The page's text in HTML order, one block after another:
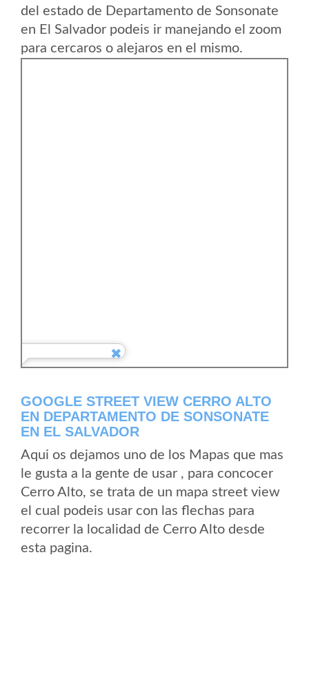
del estado de Departamento de Sonsonate
en El Salvador podeis ir manejando el zoom
para cercaros o alejaros en el mismo.
GOOGLE STREET VIEW CERRO ALTO
EN DEPARTAMENTO DE SONSONATE
EN EL SALVADOR
Aqui os dejamos uno de los Mapas que mas
le gusta a la gente de usar , para concocer
Cerro Alto, se trata de un mapa street view
el cual podeis usar con las flechas para
recorrer la localidad de Cerro Alto desde
esta pagina.